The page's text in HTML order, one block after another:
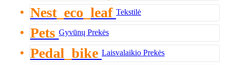
Nest_eco_leaf Tekstilė
Pets Gyvūnų Prekės
Pedal_bike Laisvalaikio Prekės